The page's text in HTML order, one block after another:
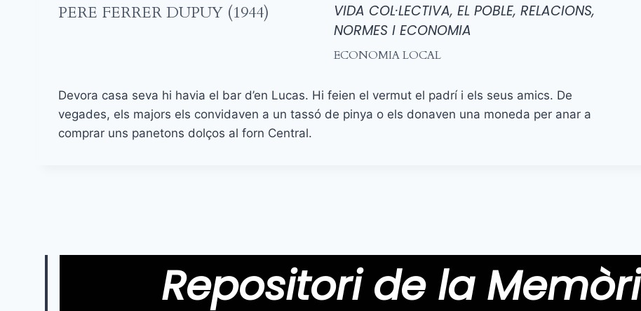
PERE FERRER DUPUY (1944)
VIDA COL·LECTIVA, EL POBLE, RELACIONS,
NORMES I ECONOMIA
ECONOMIA LOCAL
Devora casa seva hi havia el bar d’en Lucas. Hi feien el vermut el padrí i els seus amics. De
vegades, els majors els convidaven a un tassó de pinya o els donaven una moneda per anar a
comprar uns panetons dolços al forn Central.
Repositori de la